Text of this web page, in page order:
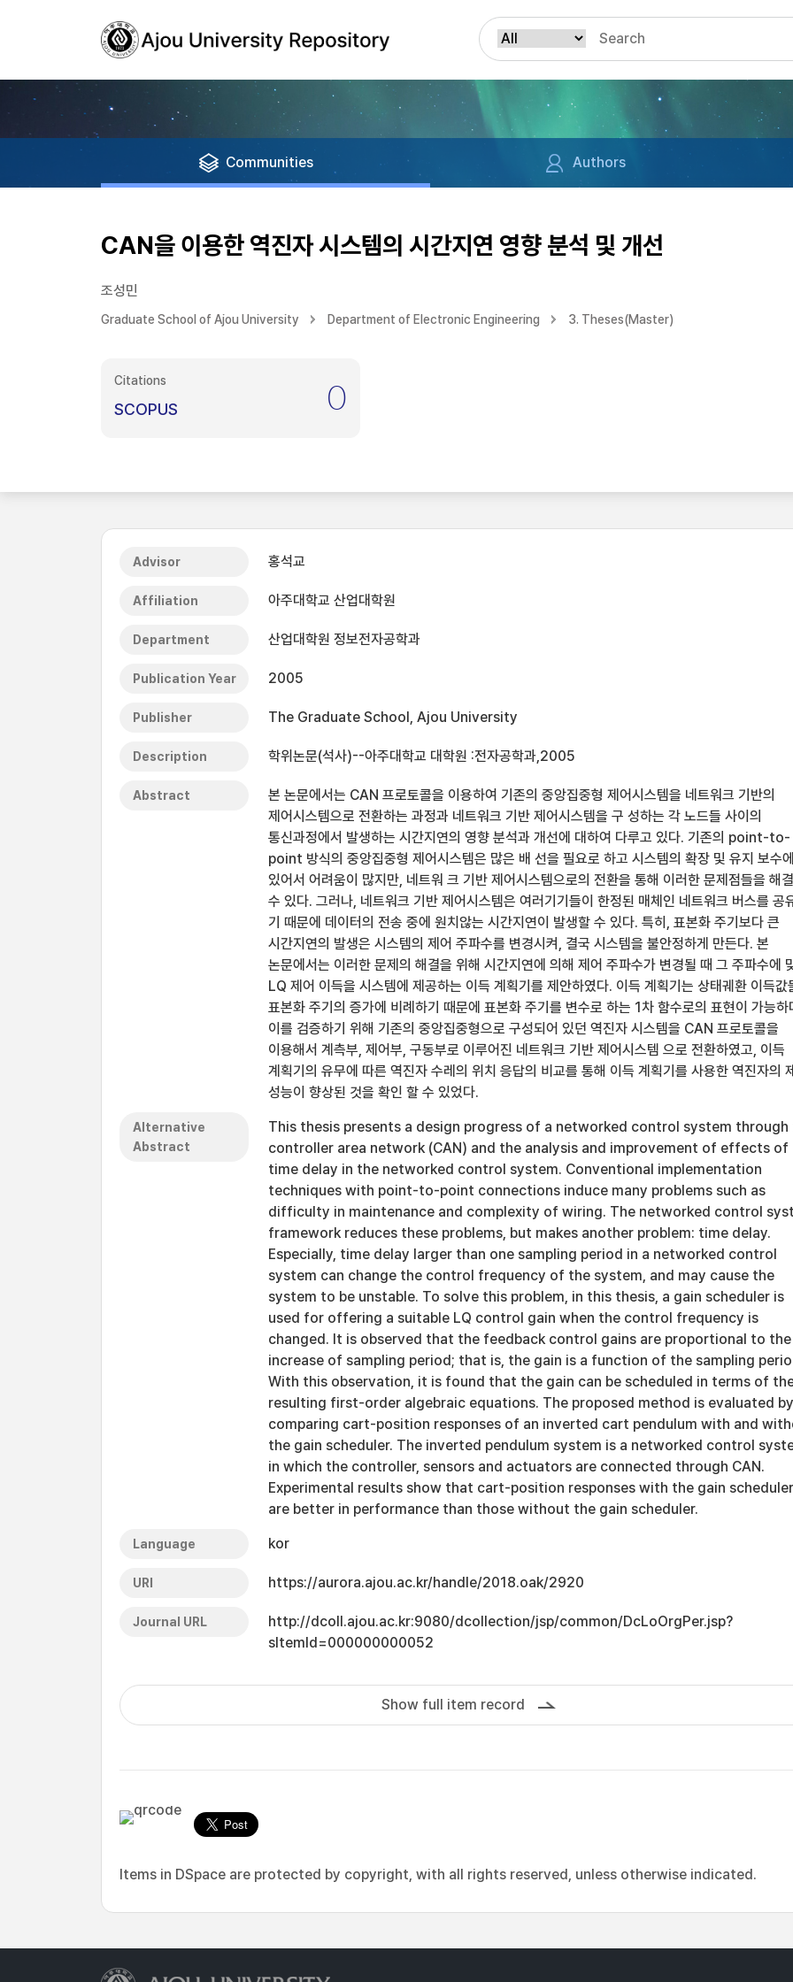
Communities Authors
CAN을 이용한 역진자 시스템의 시간지연 영향 분석 및 개선
조성민
Graduate School of Ajou University Department of Electronic Engineering 3. Theses(Master)
Citations
SCOPUS 0
Advisor 홍석교
Affiliation 아주대학교 산업대학원
Department 산업대학원 정보전자공학과
Publication Year 2005
Publisher The Graduate School, Ajou University
Description 학위논문(석사)--아주대학교 대학원 :전자공학과,2005
Abstract
본 논문에서는 CAN 프로토콜을 이용하여 기존의 중앙집중형 제어시스템을 네트워크 기반의
제어시스템으로 전환하는 과정과 네트워크 기반 제어시스템을 구 성하는 각 노드들 사이의
통신과정에서 발생하는 시간지연의 영향 분석과 개선에 대하여 다루고 있다. 기존의 point-to-
point 방식의 중앙집중형 제어시스템은 많은 배 선을 필요로 하고 시스템의 확장 및 유지 보수에
있어서 어려움이 많지만, 네트워 크 기반 제어시스템으로의 전환을 통해 이러한 문제점들을 해
수 있다. 그러나, 네트워크 기반 제어시스템은 여러기기들이 한정된 매체인 네트워크 버스를 공
기 때문에 데이터의 전송 중에 원치않는 시간지연이 발생할 수 있다. 특히, 표본화 주기보다 큰
시간지연의 발생은 시스템의 제어 주파수를 변경시켜, 결국 시스템을 불안정하게 만든다. 본
논문에서는 이러한 문제의 해결을 위해 시간지연에 의해 제어 주파수가 변경될 때 그 주파수에
LQ 제어 이득을 시스템에 제공하는 이득 계획기를 제안하였다. 이득 계획기는 상태궤환 이득값
표본화 주기의 증가에 비례하기 때문에 표본화 주기를 변수로 하는 1차 함수로의 표현이 가능하
이를 검증하기 위해 기존의 중앙집중형으로 구성되어 있던 역진자 시스템을 CAN 프로토콜을
이용해서 계측부, 제어부, 구동부로 이루어진 네트워크 기반 제어시스템 으로 전환하였고, 이득
계획기의 유무에 따른 역진자 수레의 위치 응답의 비교를 통해 이득 계획기를 사용한 역진자의
성능이 향상된 것을 확인 할 수 있었다.
Alternative
Abstract
This thesis presents a design progress of a networked control system through
controller area network (CAN) and the analysis and improvement of effects of
time delay in the networked control system. Conventional implementation
techniques with point-to-point connections induce many problems such as
difficulty in maintenance and complexity of wiring. The networked control
framework reduces these problems, but makes another problem: time delay.
Especially, time delay larger than one sampling period in a networked control
system can change the control frequency of the system, and may cause the
system to be unstable. To solve this problem, in this thesis, a gain scheduler is
used for offering a suitable LQ control gain when the control frequency is
changed. It is observed that the feedback control gains are proportional to the
increase of sampling period; that is, the gain is a function of the sampling
With this observation, it is found that the gain can be scheduled in terms of
resulting first-order algebraic equations. The proposed method is evaluated by
comparing cart-position responses of an inverted cart pendulum with and
the gain scheduler. The inverted pendulum system is a networked control
in which the controller, sensors and actuators are connected through CAN.
Experimental results show that cart-position responses with the gain scheduler
are better in performance than those without the gain scheduler.
Language kor
URI https://aurora.ajou.ac.kr/handle/2018.oak/2920
Journal URL
http://dcoll.ajou.ac.kr:9080/dcollection/jsp/common/DcLoOrgPer.jsp?
sItemId=000000000052
Show full item record
Items in DSpace are protected by copyright, with all rights reserved, unless otherwise indicated.